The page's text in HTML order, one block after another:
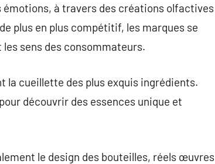
à travers des créations olfactives
plus en plus compétitif, les marques se
sens des consommateurs.
la cueillette des plus exquis ingrédients.
découvrir des essences unique et
le design des bouteilles, réels œuvres